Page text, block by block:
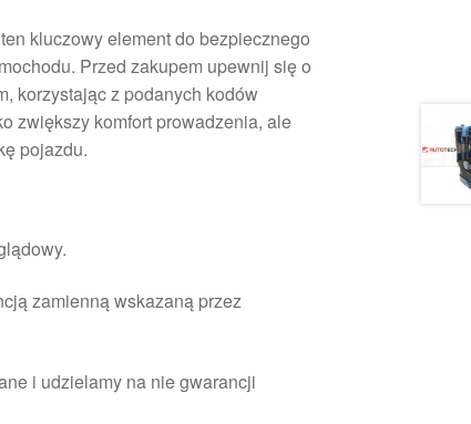
kluczowy element do bezpiecznego
Przed zakupem upewnij się o
korzystając z podanych kodów
zwiększy komfort prowadzenia, ale
pojazdu.
zamienną wskazaną przez
i udzielamy na nie gwarancji